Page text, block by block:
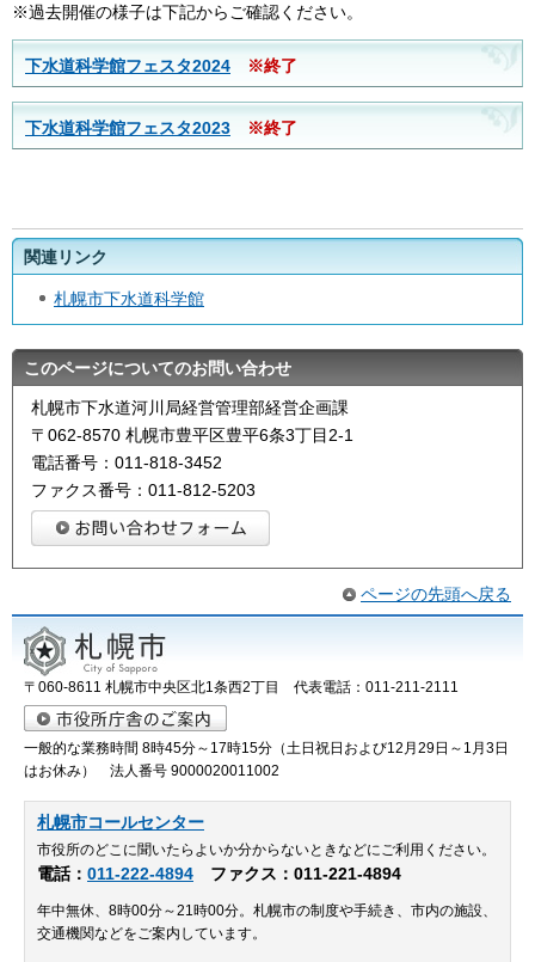
※過去開催の様子は下記からご確認ください。
下水道科学館フェスタ2024 ※終了
下水道科学館フェスタ2023 ※終了
関連リンク
札幌市下水道科学館
このページについてのお問い合わせ
札幌市下水道河川局経営管理部経営企画課
〒062-8570 札幌市豊平区豊平6条3丁目2-1
電話番号：011-818-3452
ファクス番号：011-812-5203
ページの先頭へ戻る
〒060-8611 札幌市中央区北1条西2丁目 代表電話：011-211-2111
一般的な業務時間 8時45分～17時15分（土日祝日および12月29日～1月3日
はお休み） 法人番号 9000020011002
札幌市コールセンター
市役所のどこに聞いたらよいか分からないときなどにご利用ください。
電話： 011-222-4894 ファクス：011-221-4894
年中無休、8時00分～21時00分。札幌市の制度や手続き、市内の施設、
交通機関などをご案内しています。